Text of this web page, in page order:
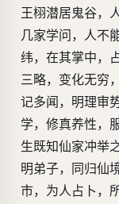
王栩潜居鬼谷，
几家学问，人不
纬，在其掌中，
三略，变化无穷
记多闻，明理审
学，修真养性，
生既知仙家冲举
明弟子，同归仙
市，为人占卜，